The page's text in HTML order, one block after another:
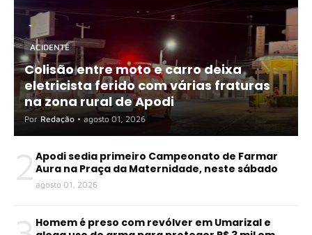
ACIDENTE
Colisão entre moto e carro deixa
eletricista ferido com várias fraturas
na zona rural de Apodi
Por Redação • agosto 01, 2026
2 Apodi sedia primeiro Campeonato de Farmar
Aura na Praça da Maternidade, neste sábado
agosto 01, 2026
Homem é preso com revólver em Umarizal e